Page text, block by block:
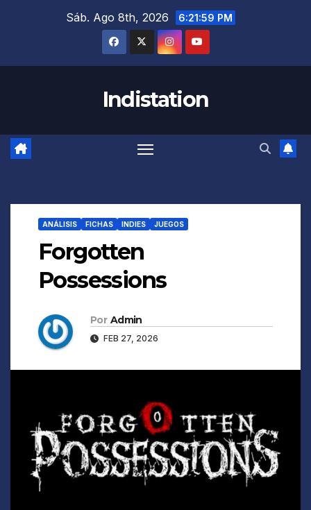
Sáb. Ago 8th, 2026 6:22:00 PM
Indistation
ANÁLISIS FICHAS INDIES JUEGOS
Forgotten
Possessions
Por Admin
FEB 27, 2026